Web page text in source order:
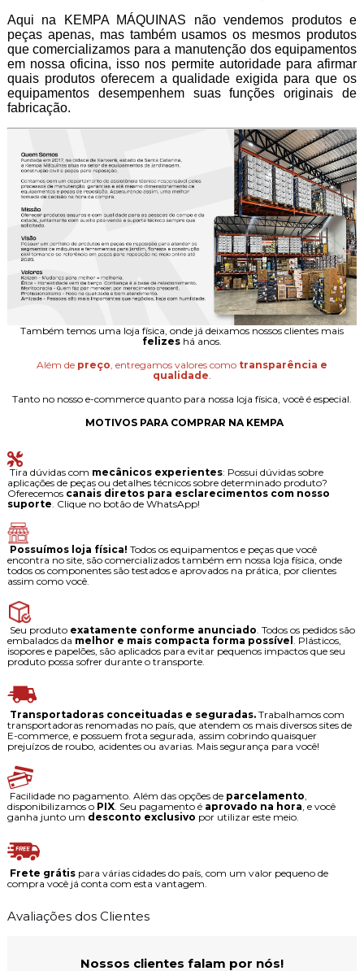
Aqui na KEMPA MÁQUINAS não vendemos produtos e
peças apenas, mas também usamos os mesmos produtos
que comercializamos para a manutenção dos equipamentos
em nossa oficina, isso nos permite autoridade para afirmar
quais produtos oferecem a qualidade exigida para que os
equipamentos desempenhem suas funções originais de
fabricação.
Também temos uma loja física, onde já deixamos nossos clientes mais
felizeshá anos.
Além de preço, entregamos valores como transparência e
qualidade.
Tanto no nosso e-commerce quanto para nossa loja física, você é especial.
MOTIVOS PARA COMPRAR NA KEMPA
Tira dúvidas com mecânicos experientes: Possui dúvidas sobre
aplicações de peças ou detalhes técnicos sobre determinado produto?
Oferecemos canais diretos para esclarecimentos com nosso
suporte. Clique no botão de WhatsApp!
Possuímos loja física! Todos os equipamentos e peças que você
encontra no site, são comercializados também em nossa loja física, onde
todos os componentes são testados e aprovados na prática, por clientes
assim como você.
Seu produto exatamente conforme anunciado. Todos os pedidos são
embalados da melhor e mais compacta forma possível . Plásticos,
isopores e papelões, são aplicados para evitar pequenos impactos que seu
produto possa sofrer durante o transporte.
Transportadoras conceituadas e seguradas.Trabalhamos com
transportadoras renomadas no país, que atendem os mais diversos sites de
E-commerce, e possuem frota segurada, assim cobrindo quaisquer
prejuízos de roubo, acidentes ou avarias. Mais segurança para você!
Facilidade no pagamento. Além das opções de parcelamento,
disponibilizamos o PIX. Seu pagamento é aprovado na hora, e você
ganha junto um desconto exclusivo por utilizar este meio.
Frete grátispara várias cidades do país, com um valor pequeno de
compra você já conta com esta vantagem.
Avaliações dos Clientes
Nossos clientes falam por nós!